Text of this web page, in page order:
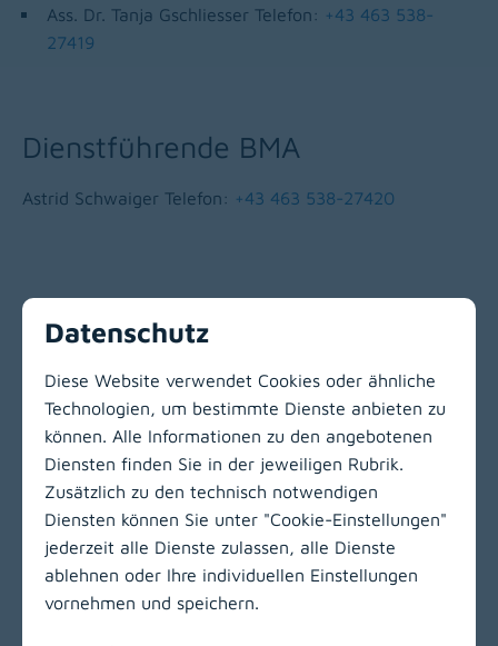
Ass. Dr. Tanja Gschliesser Telefon: +43 463 538-
27419
Dienstführende BMA
Astrid Schwaiger Telefon: +43 463 538-27420
Alle weiteren Mitarbeiter
Zur Hauptnavigation
Datenschutz
Diese Website verwendet Cookies oder ähnliche
Technologien, um bestimmte Dienste anbieten zu
können. Alle Informationen zu den angebotenen
Diensten finden Sie in der jeweiligen Rubrik.
Zusätzlich zu den technisch notwendigen
Diensten können Sie unter "Cookie-Einstellungen"
jederzeit alle Dienste zulassen, alle Dienste
ablehnen oder Ihre individuellen Einstellungen
vornehmen und speichern.